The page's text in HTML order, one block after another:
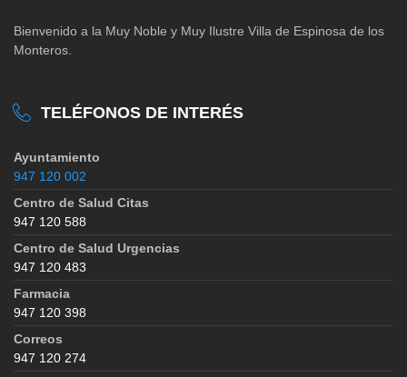
Bienvenido a la Muy Noble y Muy Ilustre Villa de Espinosa de los
Monteros.
TELÉFONOS DE INTERÉS
Ayuntamiento
947 120 002
Centro de Salud Citas
947 120 588
Centro de Salud Urgencias
947 120 483
Farmacia
947 120 398
Correos
947 120 274